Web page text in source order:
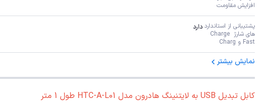
افزایش مقاومت
پشتیبانی از استاندارد
های شارژ Charge
Fast و Charg
دارد
نمایش بیشتر
کابل تبدیل USB به لایتنینگ هادرون مدل HTC-A-L01 طول 1 متر